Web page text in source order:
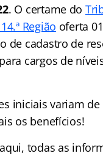
. O certame do
Região oferta
de cadastro de
cargos de
iniciais variam de
os benefícios!
todas as